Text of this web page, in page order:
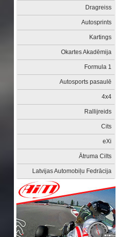
Dragreiss
Autosprints
Kartings
Okartes Akadēmija
Formula 1
Autosports pasaulē
4x4
Rallijreids
Cits
eXi
Ātruma Cilts
Latvijas Automobiļu Fedrācija